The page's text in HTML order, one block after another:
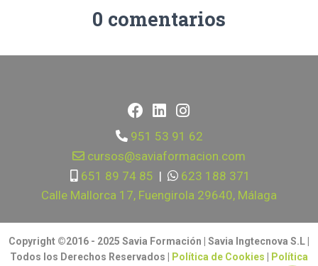
0 comentarios
951 53 91 62
cursos@saviaformacion.com
651 89 74 85 |
623 188 371
Calle Mallorca 17, Fuengirola 29640, Málaga
Copyright ©2016 - 2025 Savia Formación | Savia Ingtecnova S.L |
Todos los Derechos Reservados |
Política de Cookies Política